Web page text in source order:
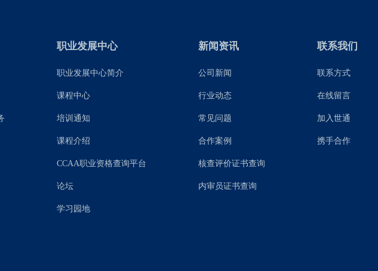
职业发展中心
职业发展中心简介
课程中心
培训通知
课程介绍
CCAA职业资格查询平台
论坛
学习园地
新闻资讯
公司新闻
行业动态
常见问题
合作案例
核查评价证书查询
内审员证书查询
联系我们
联系方式
在线留言
加入世通
携手合作